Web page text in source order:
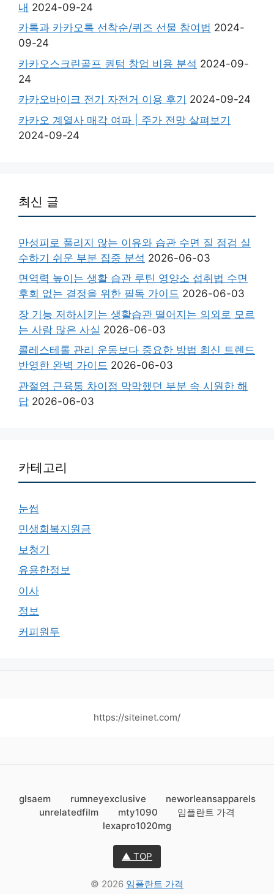
내 2024-09-24
카톡과 카카오톡 선착순/퀴즈 선물 참여법 2024-
09-24
카카오스크린골프 퀀텀 창업 비용 분석 2024-09-
24
카카오바이크 전기 자전거 이용 후기 2024-09-24
카카오 계열사 매각 여파 | 주가 전망 살펴보기
2024-09-24
최신 글
만성피로 풀리지 않는 이유와 습관 수면 질 점검 실
수하기 쉬운 부분 집중 분석 2026-06-03
면역력 높이는 생활 습관 루틴 영양소 섭취법 수면
후회 없는 결정을 위한 필독 가이드 2026-06-03
장 기능 저하시키는 생활습관 떨어지는 의외로 모르
는 사람 많은 사실 2026-06-03
콜레스테롤 관리 운동보다 중요한 방법 최신 트렌드
반영한 완벽 가이드 2026-06-03
관절염 근육통 차이점 막막했던 부분 속 시원한 해
답 2026-06-03
카테고리
눈썹
민생회복지원금
보청기
유용한정보
이사
정보
커피원두
https://siteinet.com/
glsaem rumneyexclusive
neworleansapparels
unrelatedfilm
mty1090
임플란트 가격
lexapro1020mg
▲ TOP
© 2026 임플란트 가격